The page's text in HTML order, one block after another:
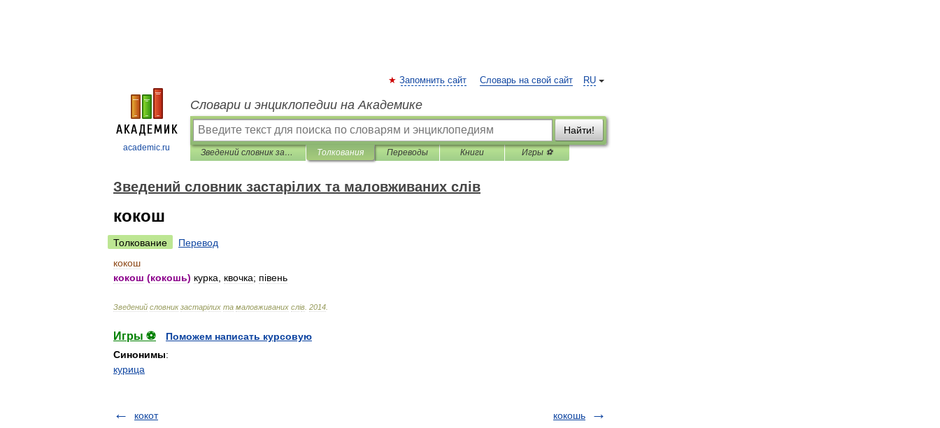
academic.ru
RU
Запомнить сайт Словарь на свой сайт
Словари и энциклопедии на Академике
Найти!
Зведений словник застарілих та маловживаних слів Толкования Переводы Книги Игры ⚽
Зведений словник застарілих та маловживаних слів
кокош
Толкование
Перевод
кокош
кокош (кокошь) курка квочка; півень
Зведений словник застарілих та маловживаних слів 2014
Игры ⚽
Поможем написать курсовую
Синонимы:
курица
кокот кокошь